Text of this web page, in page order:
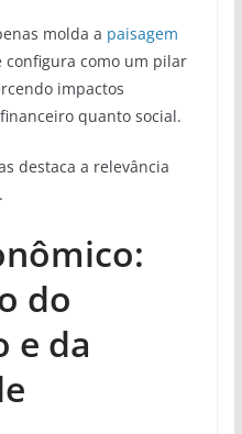
molda a paisagem
configura como um pilar
impactos
quanto social.
destaca a relevância
do
e da